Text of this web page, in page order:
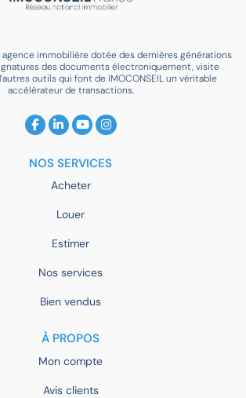
agence immobilière dotée des dernières générations
des documents électroniquement, visite
outils qui font de IMOCONSEIL un véritable
accélérateur de transactions.
NOS SERVICES
Acheter
Louer
Estimer
Nos services
Bien vendus
À PROPOS
Mon compte
Avis clients